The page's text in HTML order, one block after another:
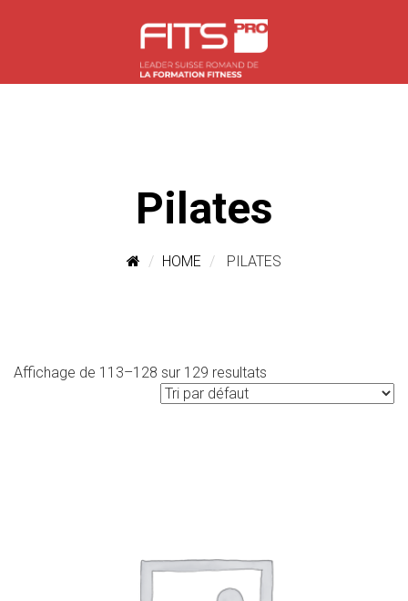
Pilates
HOME PILATES
Affichage de 113–128 sur 129 resultats